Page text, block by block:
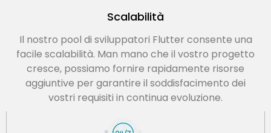
Scalabilità
Il nostro pool di sviluppatori Flutter consente una
facile scalabilità. Man mano che il vostro progetto
cresce, possiamo fornire rapidamente risorse
aggiuntive per garantire il soddisfacimento dei
vostri requisiti in continua evoluzione.